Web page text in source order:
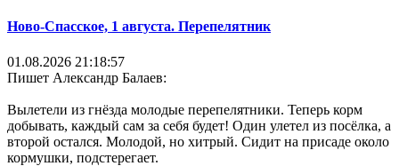
Ново-Спасское, 1 августа. Перепелятник
01.08.2026 21:18:57
Пишет Александр Балаев:
Вылетели из гнёзда молодые перепелятники. Теперь корм
добывать, каждый сам за себя будет! Один улетел из посёлка, а
второй остался. Молодой, но хитрый. Сидит на присаде около
кормушки, подстерегает.